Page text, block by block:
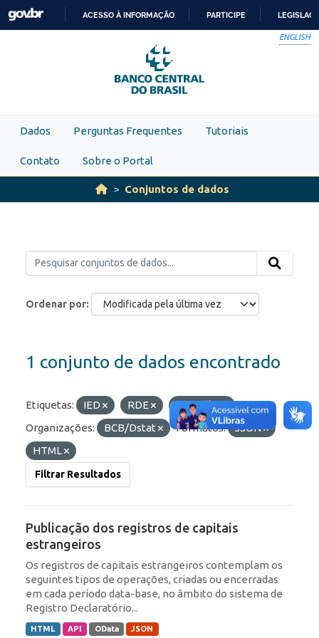
Skip to main content
PARA
O
CONTEÚDO
ACESSO À INFORMAÇÃO PARTICIPE
ENGLISH
Dados Perguntas Frequentes Tutoriais
Contato Sobre o Portal
Conjuntos de dados
Ordenar por
1 conjunto de dados encontrado
Etiquetas: IED RDE
Portfólio
Organizações:
BCB/Dstat Formatos:
JSON
HTML
Filtrar Resultados
Publicação dos registros de capitais
estrangeiros
Os registros de capitais estrangeiros contemplam os
seguintes tipos de operações, criadas ou encerradas
em cada período data-base, no âmbito do sistema de
Registro Declaratório...
HTML API OData JSON